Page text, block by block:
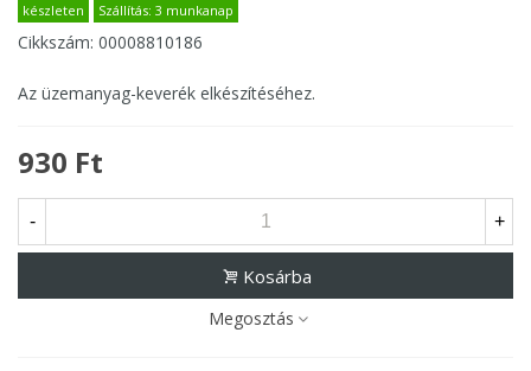
készleten Szállítás: 3 munkanap
Cikkszám: 00008810186
Az üzemanyag-keverék elkészítéséhez.
930 Ft
- +
Kosárba
Megosztás